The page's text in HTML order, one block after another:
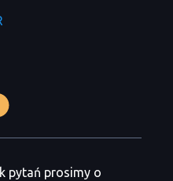
pytań prosimy o